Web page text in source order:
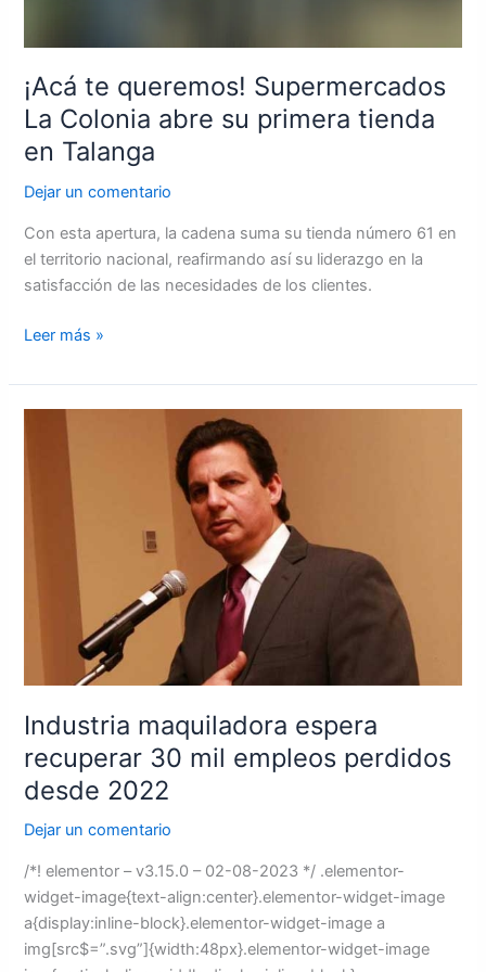
¡Acá te queremos! Supermercados
La Colonia abre su primera tienda
en Talanga
Dejar un comentario
Con esta apertura, la cadena suma su tienda número 61 en
el territorio nacional, reafirmando así su liderazgo en la
satisfacción de las necesidades de los clientes.
Leer más »
Industria maquiladora espera
recuperar 30 mil empleos perdidos
desde 2022
Dejar un comentario
/*! elementor – v3.15.0 – 02-08-2023 */ .elementor-
widget-image{text-align:center}.elementor-widget-image
a{display:inline-block}.elementor-widget-image a
img[src$=”.svg”]{width:48px}.elementor-widget-image
maquiladora
recuperar
perdidos